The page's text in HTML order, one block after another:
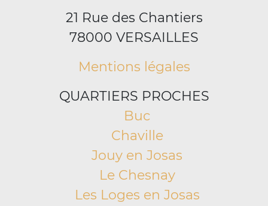
21 Rue des Chantiers
78000 VERSAILLES
Mentions légales
QUARTIERS PROCHES
Buc
Chaville
Jouy en Josas
Le Chesnay
Les Loges en Josas